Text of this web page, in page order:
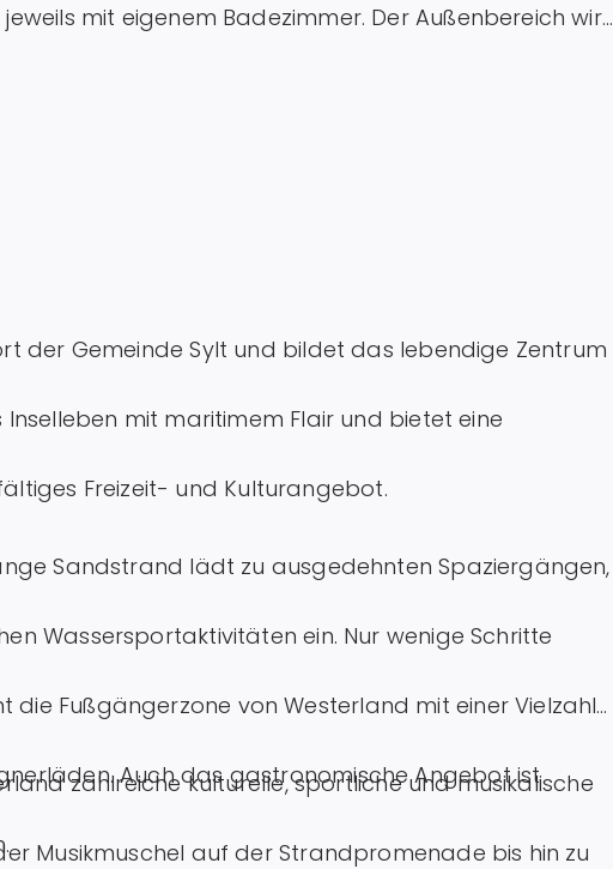
mit eigenem Badezimmer. Der Außenbereich wird
Garten ergänzt.
der Gemeinde Sylt und bildet das lebendige Zentrum
mit maritimem Flair und bietet eine
Freizeit- und Kulturangebot.
Sandstrand lädt zu ausgedehnten Spaziergängen,
Wassersportaktivitäten ein. Nur wenige Schritte
Fußgängerzone von Westerland mit einer Vielzahl
Auch das gastronomische Angebot ist
zahlreiche kulturelle, sportliche und musikalische
Musikmuschel auf der Strandpromenade bis hin zu